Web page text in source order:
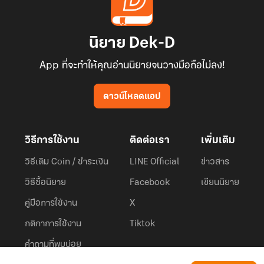
นิยาย Dek-D
App ที่จะทำให้คุณอ่านนิยายจนวางมือถือไม่ลง!
ดาวน์โหลดแอป
วิธีการใช้งาน
วิธีเติม Coin / ชำระเงิน
วิธีซื้อนิยาย
คู่มือการใช้งาน
กติกาการใช้งาน
คำถามที่พบบ่อย
ติดต่อเรา
LINE Official
Facebook
X
Tiktok
เพิ่มเติม
ข่าวสาร
เขียนนิยาย